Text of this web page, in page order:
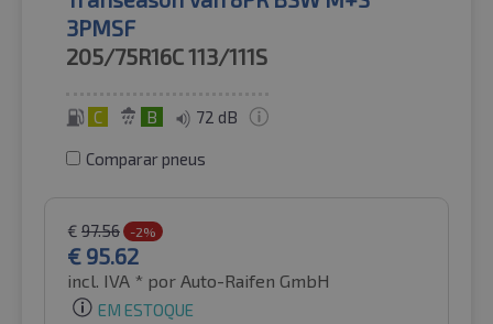
3PMSF
205/75R16C113/111S
C B 72 dB
Comparar pneus
€ 97.56 -2%
€ 95.62
incl. IVA * por Auto-Raifen GmbH
EM ESTOQUE